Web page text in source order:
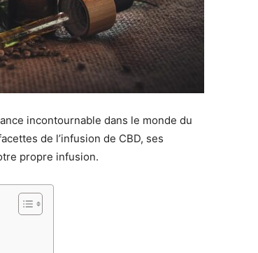
incontournable dans le monde du
de l’infusion de CBD, ses
propre infusion.